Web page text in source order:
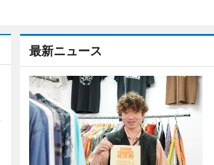
最新ニュース